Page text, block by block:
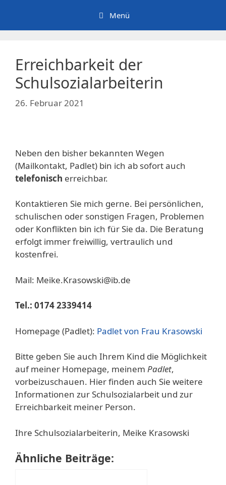
springen
Menü
Erreichbarkeit der
Schulsozialarbeiterin
26. Februar 2021
Neben den bisher bekannten Wegen
(Mailkontakt, Padlet) bin ich ab sofort auch
telefonisch erreichbar.
Kontaktieren Sie mich gerne. Bei persönlichen,
schulischen oder sonstigen Fragen, Problemen
oder Konflikten bin ich für Sie da. Die Beratung
erfolgt immer freiwillig, vertraulich und
kostenfrei.
Mail: Meike.Krasowski@ib.de
Tel.: 0174 2339414
Homepage (Padlet): Padlet von Frau Krasowski
Bitte geben Sie auch Ihrem Kind die Möglichkeit
auf meiner Homepage, meinem Padlet,
vorbeizuschauen. Hier finden auch Sie weitere
Informationen zur Schulsozialarbeit und zur
Erreichbarkeit meiner Person.
Ihre Schulsozialarbeiterin, Meike Krasowski
Ähnliche Beiträge: